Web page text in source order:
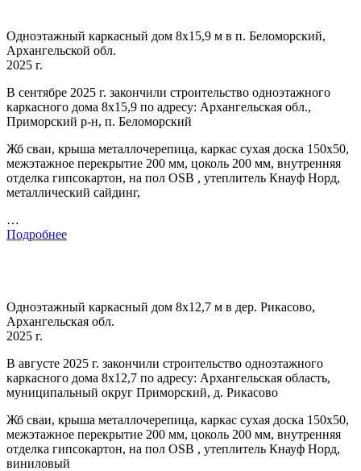
Одноэтажный каркасный дом 8х15,9 м в п. Беломорский,
Архангельской обл.
2025 г.
В сентябре 2025 г. закончили строительство одноэтажного
каркасного дома 8х15,9 по адресу: Архангельская обл.,
Приморский р-н, п. Беломорский
Жб сваи, крыша металлочерепица, каркас сухая доска 150х50,
межэтажное перекрытие 200 мм, цоколь 200 мм, внутренняя
отделка гипсокартон, на пол OSB , утеплитель Кнауф Норд,
металлический сайдинг,
…
Подробнее
Одноэтажный каркасный дом 8х12,7 м в дер. Рикасово,
Архангельская обл.
2025 г.
В августе 2025 г. закончили строительство одноэтажного
каркасного дома 8х12,7 по адресу: Архангельская область,
муниципальный округ Приморский, д. Рикасово
Жб сваи, крыша металлочерепица, каркас сухая доска 150х50,
межэтажное перекрытие 200 мм, цоколь 200 мм, внутренняя
отделка гипсокартон, на пол OSB , утеплитель Кнауф Норд,
виниловый